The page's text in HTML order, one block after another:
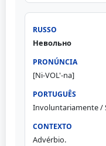
Невольно
[Ni-VOL'-na]
Involuntariamente /
Advérbio.